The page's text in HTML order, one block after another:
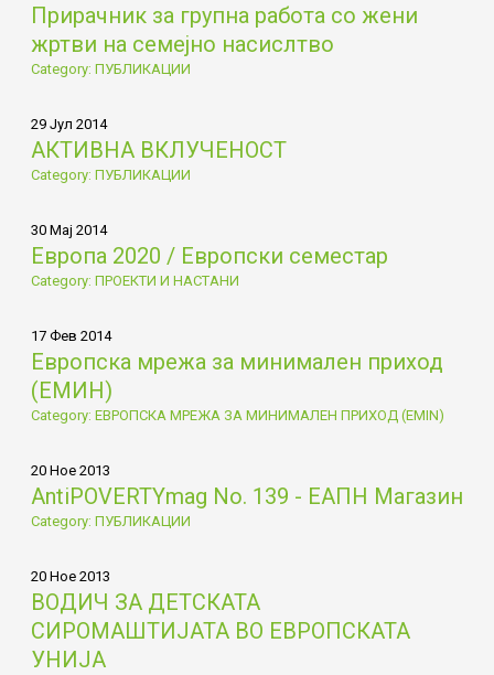
Прирачник за групна работа со жени
жртви на семејно насислтво
Category: ПУБЛИКАЦИИ
29 Јул 2014
АКТИВНА ВКЛУЧЕНОСТ
Category: ПУБЛИКАЦИИ
30 Мај 2014
Европа 2020 / Европски семестар
Category: ПРОЕКТИ И НАСТАНИ
17 Фев 2014
Европска мрежа за минимален приход
(ЕМИН)
Category: ЕВРОПСКА МРЕЖА ЗА МИНИМАЛЕН ПРИХОД (EMIN)
20 Ное 2013
AntiPOVERTYmag No. 139 - ЕАПН Магазин
Category: ПУБЛИКАЦИИ
20 Ное 2013
ВОДИЧ ЗА ДЕТСКАТА
СИРОМАШТИЈАТА ВО ЕВРОПСКАТА
УНИЈА